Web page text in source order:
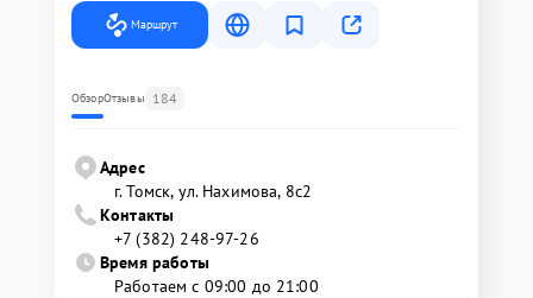
Маршрут
ОбзорОтзывы 184
Адрес
г. Томск, ул. Нахимова, 8с2
Контакты
+7 (382) 248-97-26
Время работы
Работаем с 09:00 до 21:00